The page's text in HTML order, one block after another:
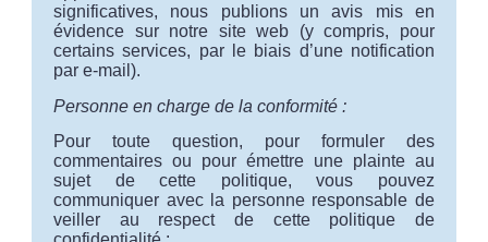
significatives, nous publions un avis mis en
évidence sur notre site web (y compris, pour
certains services, par le biais d’une notification
par e-mail).
Personne en charge de la conformité :
Pour toute question, pour formuler des
commentaires ou pour émettre une plainte au
sujet de cette politique, vous pouvez
communiquer avec la personne responsable de
veiller au respect de cette politique de